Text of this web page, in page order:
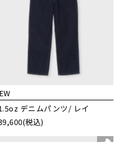
デニムパンツ/ レイ
(税込)